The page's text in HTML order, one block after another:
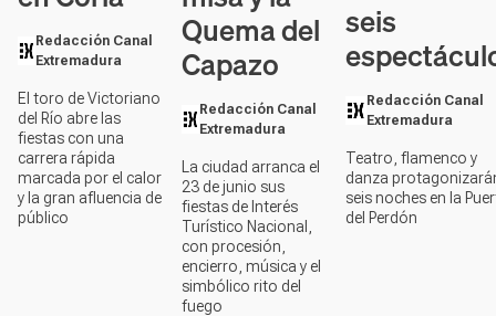
Redacción Canal
Extremadura
El toro de Victoriano
del Río abre las
fiestas con una
carrera rápida
marcada por el calor
y la gran afluencia de
público
Quema del
Capazo
Redacción Canal
Extremadura
La ciudad arranca el
23 de junio sus
fiestas de Interés
Turístico Nacional,
con procesión,
encierro, música y el
simbólico rito del
fuego
seis
Redacción Canal
Extremadura
Teatro, flamenco y
danza
seis noches en la
del Perdón